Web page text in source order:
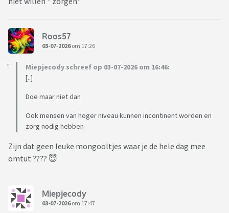
Roos57
03-07-2026om 17:26
Miepjecody schreef op 03-07-2026 om 16:46:
[..]
Doe maar niet dan
Ook mensen van hoger niveau kunnen incontinent worden en
zorg nodig hebben
Zijn dat geen leuke mongooltjes waar je de hele dag mee
omtut ???? 😇
Miepjecody
03-07-2026om 17:47